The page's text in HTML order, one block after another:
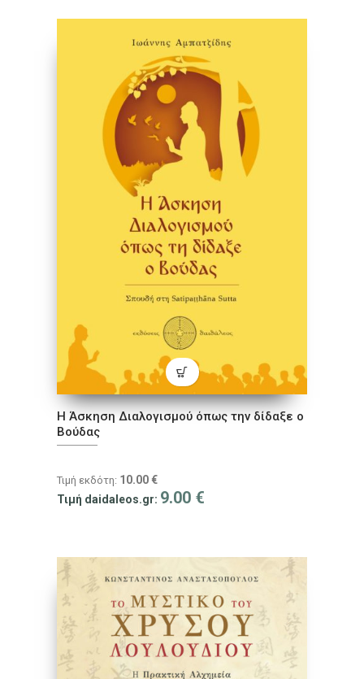
Η Άσκηση Διαλογισμού όπως την δίδαξε ο
Βούδας
Τιμή εκδότη: 10.00 €
Τιμή daidaleos.gr: 9.00 €